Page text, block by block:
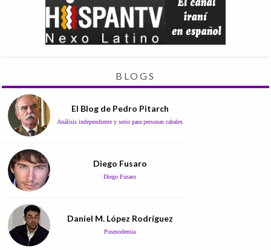
BLOGS
El Blog de Pedro Pitarch
Análisis independiente y serio para personas cabales
Diego Fusaro
Diego Fusaro
Daniel M. López Rodríguez
Posmodernia